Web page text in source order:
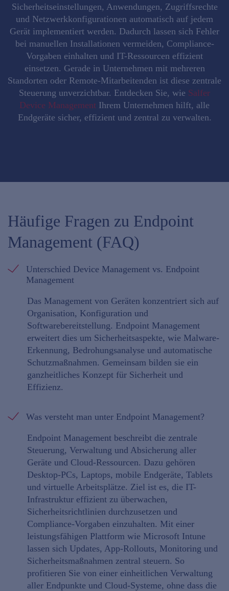
Sicherheitseinstellungen, Anwendungen, Zugriffsrechte
und Netzwerkkonfigurationen automatisch auf jedem
Gerät implementiert werden. Dadurch lassen sich Fehler
bei manuellen Installationen vermeiden, Compliance-
Vorgaben einhalten und IT-Ressourcen effizient
einsetzen. Gerade in Unternehmen mit mehreren
Standorten oder Remote-Mitarbeitenden ist diese zentrale
Steuerung unverzichtbar. Entdecken Sie, wie Salfer
Device Management Ihrem Unternehmen hilft, alle
Endgeräte sicher, effizient und zentral zu verwalten.
Häufige Fragen zu Endpoint
Management (FAQ)
Unterschied Device Management vs. Endpoint
Management
Das Management von Geräten konzentriert sich auf
Organisation, Konfiguration und
Softwarebereitstellung. Endpoint Management
erweitert dies um Sicherheitsaspekte, wie Malware-
Erkennung, Bedrohungsanalyse und automatische
Schutzmaßnahmen. Gemeinsam bilden sie ein
ganzheitliches Konzept für Sicherheit und
Effizienz.
Was versteht man unter Endpoint Management?
Endpoint Management beschreibt die zentrale
Steuerung, Verwaltung und Absicherung aller
Geräte und Cloud-Ressourcen. Dazu gehören
Desktop-PCs, Laptops, mobile Endgeräte, Tablets
und virtuelle Arbeitsplätze. Ziel ist es, die IT-
Infrastruktur effizient zu überwachen,
Sicherheitsrichtlinien durchzusetzen und
Compliance-Vorgaben einzuhalten. Mit einer
leistungsfähigen Plattform wie Microsoft Intune
lassen sich Updates, App-Rollouts, Monitoring und
Sicherheitsmaßnahmen zentral steuern. So
profitieren Sie von einer einheitlichen Verwaltung
aller Endpunkte und Cloud-Systeme, ohne dass die